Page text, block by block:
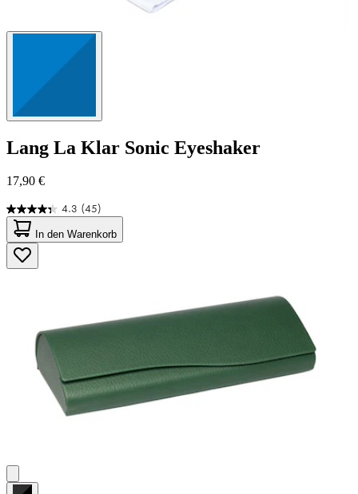
Lang La Klar Sonic Eyeshaker
17,90 €
4.3 (45)
4.3
von
5
Sternen.
45
In den Warenkorb